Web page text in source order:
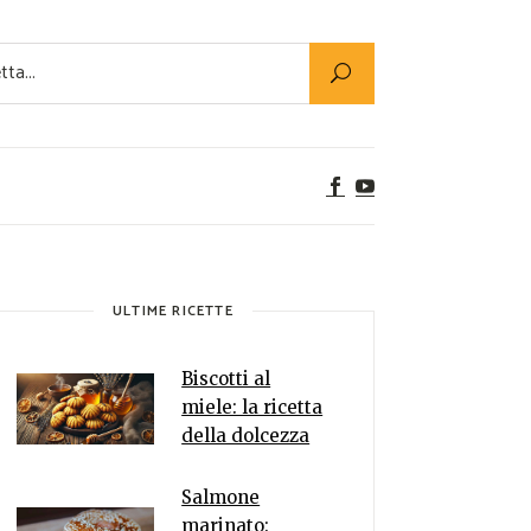
Utility
Alimenti
Rumors
ULTIME RICETTE
Biscotti al
miele: la ricetta
della dolcezza
Salmone
marinato: